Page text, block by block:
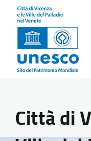
Città di